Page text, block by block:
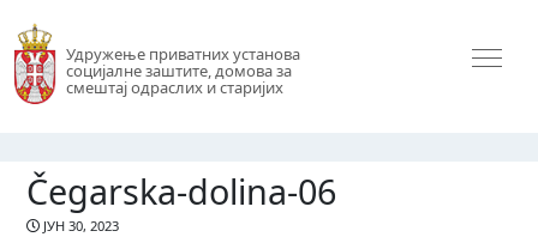
Удружење приватних установа
социјалне заштите, домова за
смештај одраслих и старијих
Čegarska-dolina-06
ЈУН 30, 2023